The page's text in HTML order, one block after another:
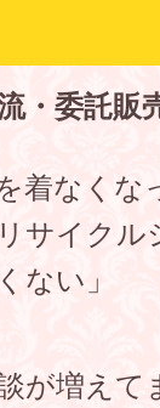
・委託販
着なくな
サイクル
ない」
が増えて